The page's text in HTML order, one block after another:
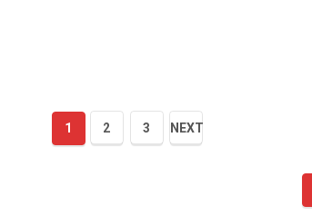
1 2 3 NEXT